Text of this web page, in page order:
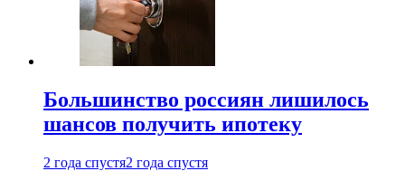
Большинство россиян лишилось
шансов получить ипотеку
2 года спустя2 года спустя